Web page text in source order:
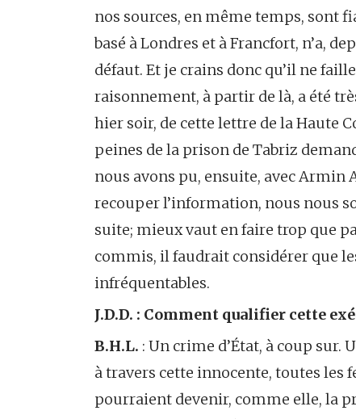
nos sources, en même temps, sont
basé à Londres et à Francfort, n’a,
défaut. Et je crains donc qu’il ne
raisonnement, à partir de là, a été
hier soir, de cette lettre de la Haute
peines de la prison de Tabriz
nous avons pu, ensuite, avec Armin
recouper l’information, nous nous
suite; mieux vaut en faire trop que
commis, il faudrait considérer que
infréquentables.
J.D.D. : Comment qualifier cette
B.H.L. : Un crime d’État, à coup
à travers cette innocente, toutes les
pourraient devenir, comme elle, la